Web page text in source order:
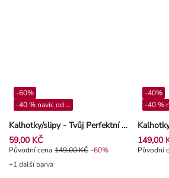
Kalhotky/slipy - Tvůj Perfektní Střih - Růžová
-60%
-40 % navíc od 4**
59,00 KČ
Původní cena 149,00 Kč, Sleva -60%
Původní cena 149,00 KČ -60%
+1 další barva
-40%
-40 %
149,00
Původní